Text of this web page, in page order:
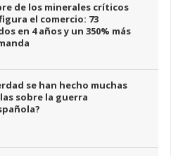
de los minerales críticos
el comercio: 73
en 4 años y un 350% más
se han hecho muchas
sobre la guerra